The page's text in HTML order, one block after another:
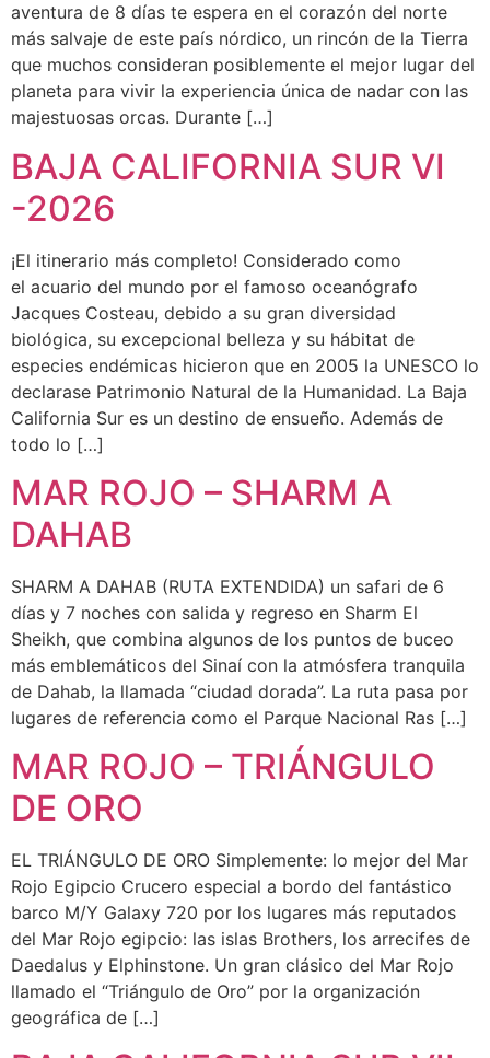
aventura de 8 días te espera en el corazón del norte
más salvaje de este país nórdico, un rincón de la Tierra
que muchos consideran posiblemente el mejor lugar del
planeta para vivir la experiencia única de nadar con las
majestuosas orcas. Durante […]
BAJA CALIFORNIA SUR VI
-2026
¡El itinerario más completo! Considerado como
el acuario del mundo por el famoso oceanógrafo
Jacques Costeau, debido a su gran diversidad
biológica, su excepcional belleza y su hábitat de
especies endémicas hicieron que en 2005 la UNESCO lo
declarase Patrimonio Natural de la Humanidad. La Baja
California Sur es un destino de ensueño. Además de
todo lo […]
MAR ROJO – SHARM A
DAHAB
SHARM A DAHAB (RUTA EXTENDIDA) un safari de 6
días y 7 noches con salida y regreso en Sharm El
Sheikh, que combina algunos de los puntos de buceo
más emblemáticos del Sinaí con la atmósfera tranquila
de Dahab, la llamada “ciudad dorada”. La ruta pasa por
lugares de referencia como el Parque Nacional Ras […]
MAR ROJO – TRIÁNGULO
DE ORO
EL TRIÁNGULO DE ORO Simplemente: lo mejor del Mar
Rojo Egipcio Crucero especial a bordo del fantástico
barco M/Y Galaxy 720 por los lugares más reputados
del Mar Rojo egipcio: las islas Brothers, los arrecifes de
Daedalus y Elphinstone. Un gran clásico del Mar Rojo
llamado el “Triángulo de Oro” por la organización
geográfica de […]